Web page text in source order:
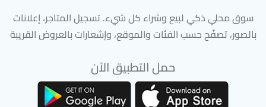
سوق محلي ذكي لبيع وشراء كل شيء. تسجيل المتاجر، إعلانات
بالصور، تصفّح حسب الفئات والموقع، وإشعارات بالعروض القريبة
حمل التطبيق الآن